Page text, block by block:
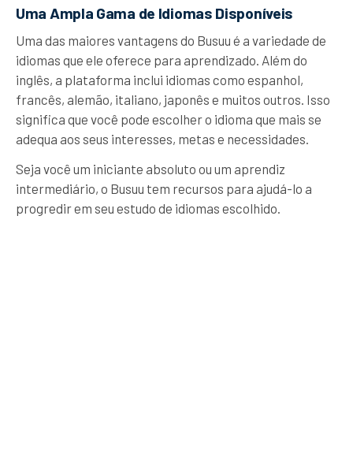
Uma Ampla Gama de Idiomas Disponíveis
Uma das maiores vantagens do Busuu é a variedade de
idiomas que ele oferece para aprendizado. Além do
inglês, a plataforma inclui idiomas como espanhol,
francês, alemão, italiano, japonês e muitos outros. Isso
significa que você pode escolher o idioma que mais se
adequa aos seus interesses, metas e necessidades.
Seja você um iniciante absoluto ou um aprendiz
intermediário, o Busuu tem recursos para ajudá-lo a
progredir em seu estudo de idiomas escolhido.